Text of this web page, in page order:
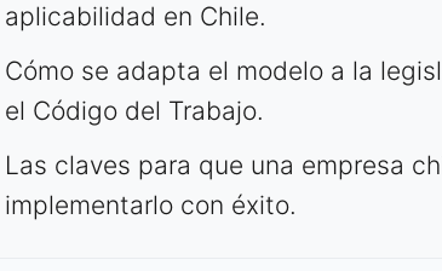
aplicabilidad en Chile.
Cómo se adapta el modelo a la
el Código del Trabajo.
Las claves para que una empresa
implementarlo con éxito.